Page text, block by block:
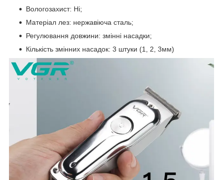
Вологозахист: Ні;
Матеріал лез: нержавіюча сталь;
Регулювання довжини: змінні насадки;
Кількість змінних насадок: 3 штуки (1, 2, 3мм)